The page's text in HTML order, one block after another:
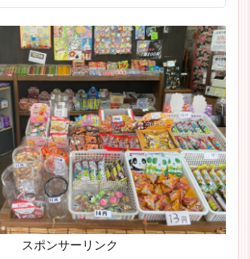
スポンサーリンク